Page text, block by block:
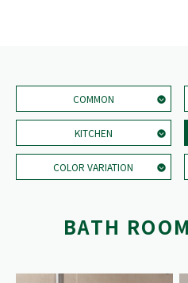
COMMON
KITCHEN
COLOR VARIATION
BATH